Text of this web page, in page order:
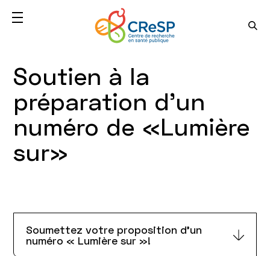
Soutien à la
préparation d'un
numéro de «Lumière
sur»
Soumettez votre proposition d'un
numéro « Lumière sur »!